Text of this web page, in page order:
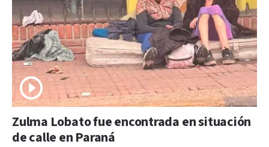
Zulma Lobato fue encontrada en situación
de calle en Paraná